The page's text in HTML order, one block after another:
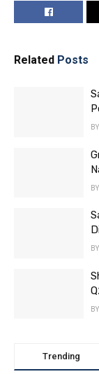
Related Posts
BY
BY
BY
BY
Trending